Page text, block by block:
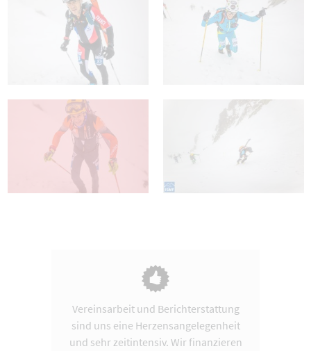
Vereinsarbeit und Berichterstattung
sind uns eine Herzensangelegenheit
und sehr zeitintensiv. Wir finanzieren